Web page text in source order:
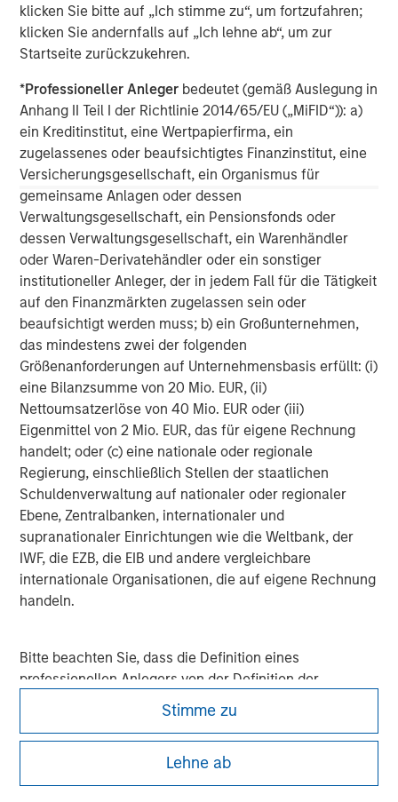
klicken Sie bitte auf „Ich stimme zu“, um fortzufahren;
klicken Sie andernfalls auf „Ich lehne ab“, um zur
Startseite zurückzukehren.
*Professioneller Anleger bedeutet (gemäß Auslegung in
Anhang II Teil I der Richtlinie 2014/65/EU („MiFID“)): a)
ein Kreditinstitut, eine Wertpapierfirma, ein
zugelassenes oder beaufsichtigtes Finanzinstitut, eine
Versicherungsgesellschaft, ein Organismus für
gemeinsame Anlagen oder dessen
Verwaltungsgesellschaft, ein Pensionsfonds oder
dessen Verwaltungsgesellschaft, ein Warenhändler
oder Waren-Derivatehändler oder ein sonstiger
institutioneller Anleger, der in jedem Fall für die Tätigkeit
auf den Finanzmärkten zugelassen sein oder
beaufsichtigt werden muss; b) ein Großunternehmen,
das mindestens zwei der folgenden
Größenanforderungen auf Unternehmensbasis erfüllt: (i)
eine Bilanzsumme von 20 Mio. EUR, (ii)
Nettoumsatzerlöse von 40 Mio. EUR oder (iii)
Eigenmittel von 2 Mio. EUR, das für eigene Rechnung
handelt; oder (c) eine nationale oder regionale
Regierung, einschließlich Stellen der staatlichen
Schuldenverwaltung auf nationaler oder regionaler
Ebene, Zentralbanken, internationaler und
supranationaler Einrichtungen wie die Weltbank, der
IWF, die EZB, die EIB und andere vergleichbare
internationale Organisationen, die auf eigene Rechnung
handeln.
Bitte beachten Sie, dass die Definition eines
professionellen Anlegers von der Definition der
Regulierungsbehörde des Landes abweichen kann, von
dem aus auf die Website zugegriffen wird.
Stimme zu
Lehne ab
TALES FROM THE EMERGING WORLD
From Electric Vehicles to Humanoids:
China’s Next Manufacturing Leap
Humanoid robots sit at the intersection of
hardware, AI, manufacturing, real-world data and
customer integration. Longer-term value may
depend more on intelligence, software and fleet
learning. Jerry Pang and Rose Kim examine how
China’s humanoid robots are beginning to move
from televised spectacles to manufacturing and
commercial roles.
05-AUG-2026